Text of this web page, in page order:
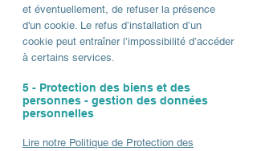
et éventuellement, de refuser la présence
d'un cookie. Le refus d’installation d’un
cookie peut entraîner l’impossibilité d’accéder
à certains services.
5 - Protection des biens et des
personnes - gestion des données
personnelles
Lire notre Politique de Protection des